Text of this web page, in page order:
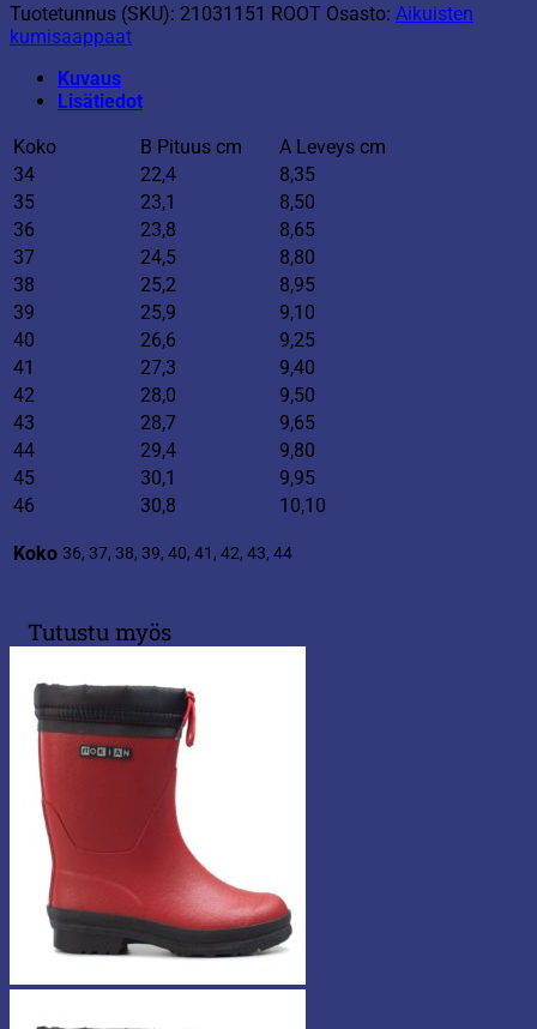
Tuotetunnus (SKU): 21031151 ROOT Osasto: Aikuisten
kumisaappaat
Kuvaus
Lisätiedot
Koko
B Pituus cm
A Leveys cm
34
22,4
8,35
35
23,1
8,50
36
23,8
8,65
37
24,5
8,80
38
25,2
8,95
39
25,9
9,10
40
26,6
9,25
41
27,3
9,40
42
28,0
9,50
43
28,7
9,65
44
29,4
9,80
45
30,1
9,95
46
30,8 10,10
Koko 36, 37, 38, 39, 40, 41, 42, 43, 44
Tutustu myös